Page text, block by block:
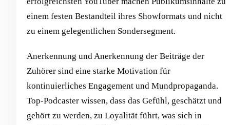
einem festen Bestandteil ihres Showformats und nicht
zu einem gelegentlichen Sondersegment.
Anerkennung und Anerkennung der Beiträge der
Zuhörer sind eine starke Motivation für
kontinuierliches Engagement und Mundpropaganda.
Top-Podcaster wissen, dass das Gefühl, geschätzt und
gehört zu werden, zu Loyalität führt, was sich in